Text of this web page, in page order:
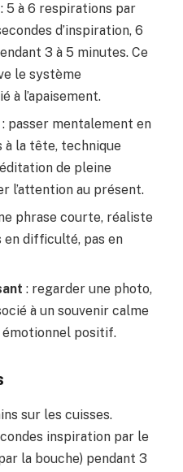
: 5 à 6 respirations par
d’inspiration, 6
3 à 5 minutes. Ce
le système
à l’apaisement.
: passer mentalement en
à la tête, technique
de pleine
l’attention au présent.
phrase courte, réaliste
en difficulté, pas en
: regarder une photo,
à un souvenir calme
positif.
sur les cuisses.
inspiration par le
la bouche) pendant 3